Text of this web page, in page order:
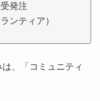
発注
ンティア）
、「コミュニティ